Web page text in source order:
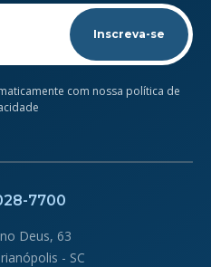
com nossa política de
7700
Deus, 63
- SC